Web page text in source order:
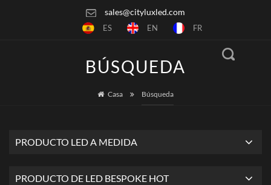
sales@cityluxled.com
ES EN FR
BÚSQUEDA
Casa Búsqueda
PRODUCTO LED A MEDIDA
PRODUCTO DE LED BESPOKE HOT